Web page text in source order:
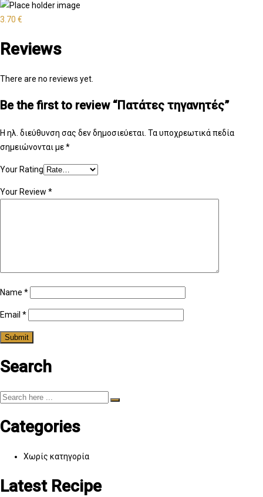
3.70 €
Reviews
There are no reviews yet.
Be the first to review “Πατάτες τηγανητές”
Η ηλ. διεύθυνση σας δεν δημοσιεύεται. Τα υποχρεωτικά πεδία
σημειώνονται με*
Your Rating
Your Review *
Name *
Email *
Search
Categories
Χωρίς κατηγορία
Latest Recipe